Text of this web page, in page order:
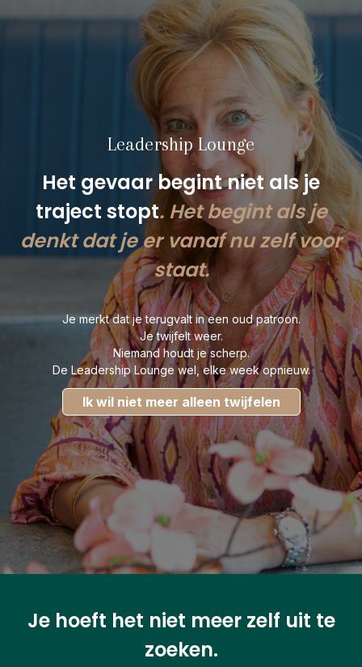
Leadership Lounge
Het gevaar begint niet als je
traject stopt. Het begint als je
denkt dat je er vanaf nu zelf voor
staat.
Je merkt dat je terugvalt in een oud patroon.
Je twijfelt weer.
Niemand houdt je scherp.
De Leadership Lounge wel, elke week opnieuw.
Ik wil niet meer alleen twijfelen
Je hoeft het niet meer zelf uit te
zoeken.